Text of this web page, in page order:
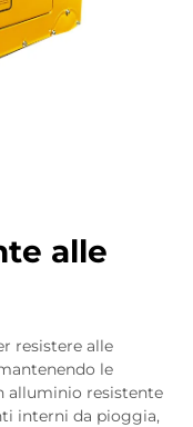
alle
resistere alle
le
alluminio resistente
interni da pioggia,